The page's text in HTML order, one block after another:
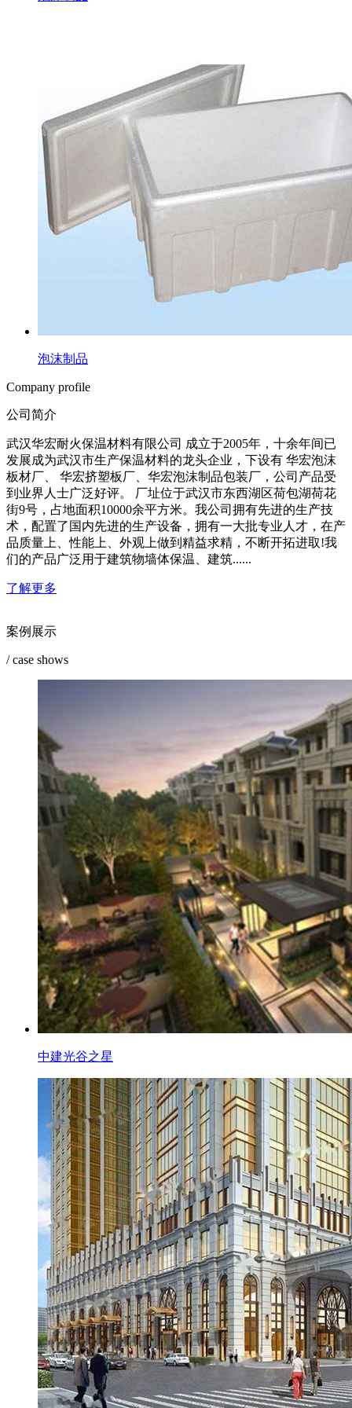
泡沫制品
Company profile
公司简介
武汉华宏耐火保温材料有限公司 成立于2005年，十余年间已
发展成为武汉市生产保温材料的龙头企业，下设有 华宏泡沫
板材厂、 华宏挤塑板厂、华宏泡沫制品包装厂，公司产品受
到业界人士广泛好评。 厂址位于武汉市东西湖区荷包湖荷花
街9号，占地面积10000余平方米。我公司拥有先进的生产技
术，配置了国内先进的生产设备，拥有一大批专业人才，在产
品质量上、性能上、外观上做到精益求精，不断开拓进取!我
们的产品广泛用于建筑物墙体保温、建筑......
了解更多
案例展示
/ case shows
中建光谷之星